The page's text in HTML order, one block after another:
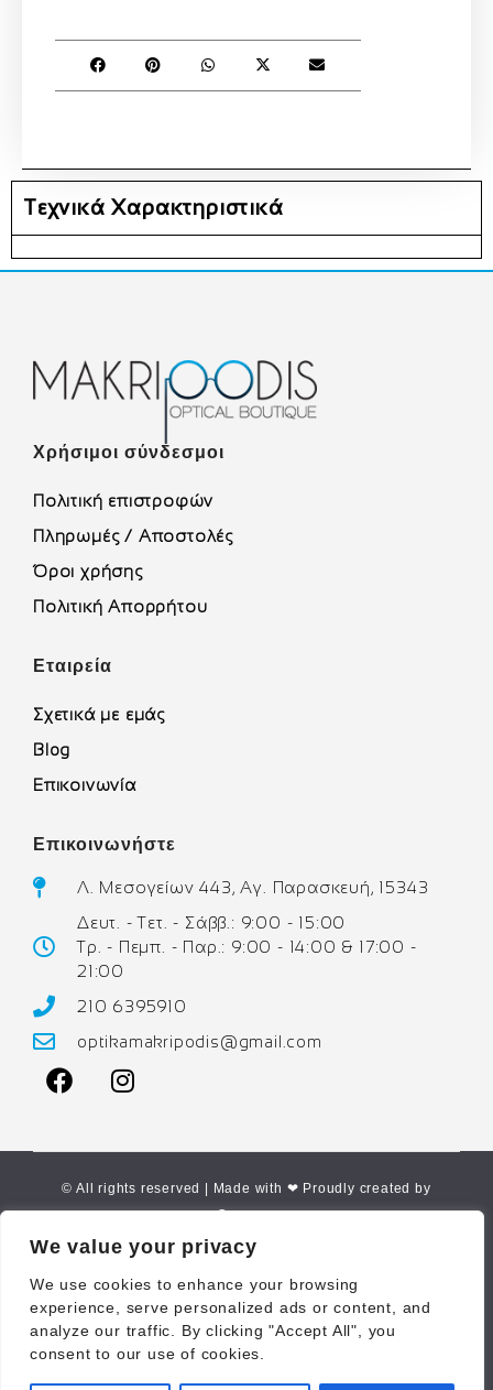
We value your privacy
We use cookies to enhance your browsing
experience, serve personalized ads or content, and
analyze our traffic. By clicking "Accept All", you
consent to our use of cookies.
Τεχνικά Χαρακτηριστικά
Χρήσιμοι σύνδεσμοι
Πολιτική επιστροφών
Πληρωμές / Αποστολές
Όροι χρήσης
Πολιτική Απορρήτου
Εταιρεία
Σχετικά με εμάς
Blog
Επικοινωνία
Επικοινωνήστε
Λ. Μεσογείων 443, Αγ. Παρασκευή, 15343
Δευτ. - Τετ. - Σάββ.: 9:00 - 15:00
Τρ. - Πεμπ. - Παρ.: 9:00 - 14:00 & 17:00 -
21:00
210 6395910
optikamakripodis@gmail.com
© All rights reserved | Made with ❤ Proudly created by
Corne.gr